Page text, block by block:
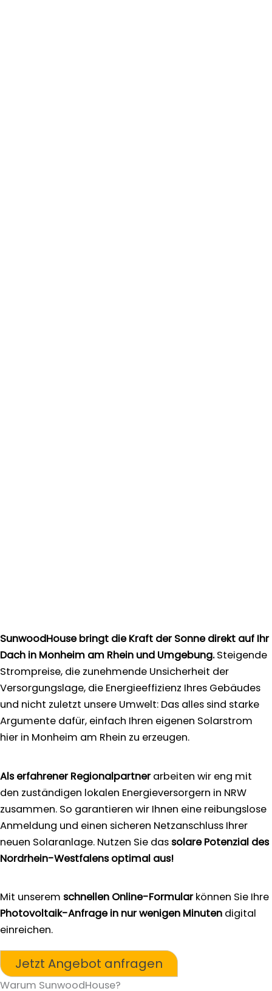
SunwoodHouse bringt die Kraft der Sonne direkt auf Ihr
Dach in Monheim am Rhein und Umgebung.Steigende
Strompreise, die zunehmende Unsicherheit der
Versorgungslage, die Energieeffizienz Ihres Gebäudes
und nicht zuletzt unsere Umwelt: Das alles sind starke
Argumente dafür, einfach Ihren eigenen Solarstrom
hier in Monheim am Rhein zu erzeugen.
Als erfahrener Regionalpartnerarbeiten wir eng mit
den zuständigen lokalen Energieversorgern in NRW
zusammen. So garantieren wir Ihnen eine reibungslose
Anmeldung und einen sicheren Netzanschluss Ihrer
neuen Solaranlage. Nutzen Sie das solare Potenzial des
Nordrhein-Westfalens optimal aus!
Mit unserem schnellen Online-Formularkönnen Sie Ihre
Photovoltaik-Anfrage in nur wenigen Minuten digital
einreichen.
Jetzt Angebot anfragen
Warum SunwoodHouse?